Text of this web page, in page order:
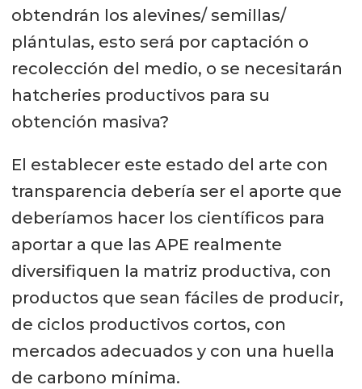
obtendrán los alevines/ semillas/
plántulas, esto será por captación o
recolección del medio, o se necesitarán
hatcheries productivos para su
obtención masiva?
El establecer este estado del arte con
transparencia debería ser el aporte que
deberíamos hacer los científicos para
aportar a que las APE realmente
diversifiquen la matriz productiva, con
productos que sean fáciles de producir,
de ciclos productivos cortos, con
mercados adecuados y con una huella
de carbono mínima.